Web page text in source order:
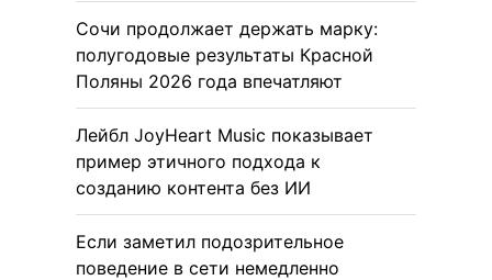
Сочи продолжает держать марку:
полугодовые результаты Красной
Поляны 2026 года впечатляют
Лейбл JoyHeart Music показывает
пример этичного подхода к
созданию контента без ИИ
Если заметил подозрительное
поведение в сети немедленно